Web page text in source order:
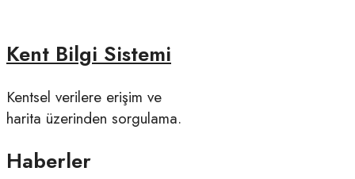
Kent Bilgi Sistemi
Kentsel verilere erişim ve
harita üzerinden sorgulama.
Haberler